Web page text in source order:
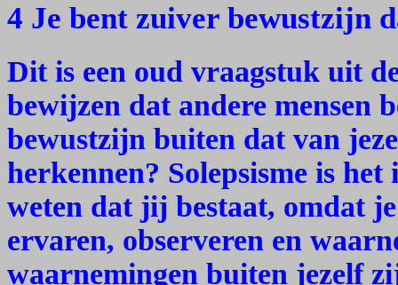
4 Je bent zuiver bewustzijn
Dit is een oud vraagstuk uit
bewijzen dat andere mensen
bewustzijn buiten dat van
herkennen? Solepsisme is
weten dat jij bestaat, omdat
ervaren, observeren en
waarnemingen buiten jezelf